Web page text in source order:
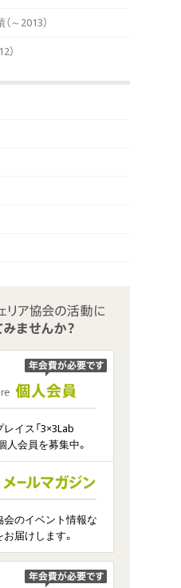
～2013）
）
イス「3×3Lab
人会員を募集中。
会のイベント情報な
届けします。